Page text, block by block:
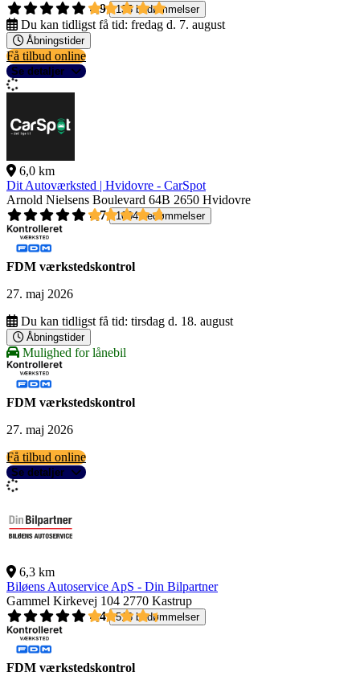
4,9
135 bedømmelser
Du kan tidligst få tid: fredag d. 7. august
Åbningstider
Få tilbud online
Se detaljer
6,0 km
Dit Autoværksted | Hvidovre - CarSpot
Arnold Nielsens Boulevard 64B 2650 Hvidovre
4,7
1004 bedømmelser
FDM værkstedskontrol
27. maj 2026
Du kan tidligst få tid: tirsdag d. 18. august
Åbningstider
Mulighed for lånebil
FDM værkstedskontrol
27. maj 2026
Få tilbud online
Se detaljer
6,3 km
Biløens Autoservice ApS - Din Bilpartner
Gammel Kirkevej 104 2770 Kastrup
4,4
518 bedømmelser
FDM værkstedskontrol